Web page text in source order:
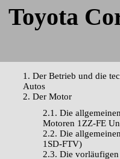
Toyota
1. Der Betrieb und die
Autos
2. Der Motor
2.1. Die
Motoren 1ZZ-FE
2.2. Die
1SD-FTV)
2.3. Die